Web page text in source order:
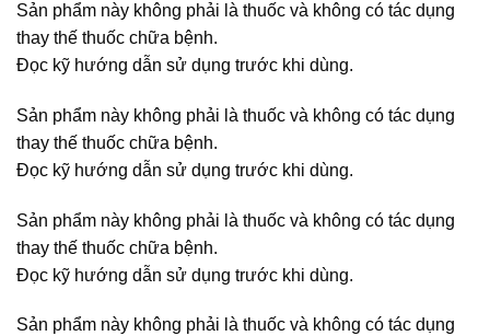
Sản phẩm này không phải là thuốc và không có tác dụng
thay thế thuốc chữa bệnh.
Đọc kỹ hướng dẫn sử dụng trước khi dùng.
Sản phẩm này không phải là thuốc và không có tác dụng
thay thế thuốc chữa bệnh.
Đọc kỹ hướng dẫn sử dụng trước khi dùng.
Sản phẩm này không phải là thuốc và không có tác dụng
thay thế thuốc chữa bệnh.
Đọc kỹ hướng dẫn sử dụng trước khi dùng.
Sản phẩm này không phải là thuốc và không có tác dụng